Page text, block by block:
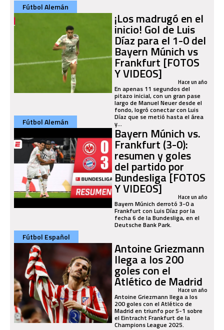
Fútbol Alemán
¡Los madrugó en el
inicio! Gol de Luis
Díaz para el 1-0 del
Bayern Múnich vs
Frankfurt [FOTOS
Y VIDEOS] Hace un año
En apenas 11 segundos del
pitazo inicial, con un gran pase
largo de Manuel Neuer desde el
fondo, logró conectar con Luis
Díaz que se metió hasta el área
y...
Fútbol Alemán
Bayern Múnich vs.
Frankfurt (3-0):
resumen y goles
del partido por
Bundesliga [FOTOS
Y VIDEOS] Hace un año
Bayern Múnich derrotó 3-0 a
Frankfurt con Luis Díaz por la
fecha 6 de la Bundesliga, en el
Deutsche Bank Park.
Fútbol Español
Antoine Griezmann
llega a los 200
goles con el
Atlético de Madrid
Hace un año
Antoine Griezmann llega a los
200 goles con el Atlético de
Madrid en triunfo por 5-1 sobre
el Eintracht Frankfurt de la
Champions League 2025.